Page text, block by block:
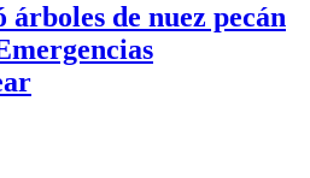
de nuez pecán